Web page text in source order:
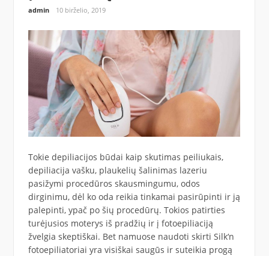
admin 10 birželio, 2019
Tokie depiliacijos būdai kaip skutimas peiliukais,
depiliacija vašku, plaukelių šalinimas lazeriu
pasižymi procedūros skausmingumu, odos
dirginimu, dėl ko oda reikia tinkamai pasirūpinti ir ją
palepinti, ypač po šių procedūrų. Tokios patirties
turėjusios moterys iš pradžių ir į fotoepiliaciją
žvelgia skeptiškai. Bet namuose naudoti skirti Silk‘n
fotoepiliatoriai yra visiškai saugūs ir suteikia progą